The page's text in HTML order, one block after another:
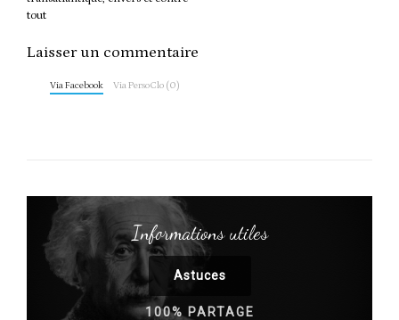
tout
Laisser un commentaire
Via Facebook Via PersoClo (0)
Informations utiles
Astuces
100% PARTAGE